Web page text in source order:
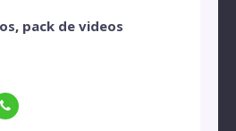
, pack de videos